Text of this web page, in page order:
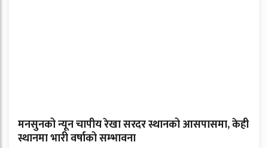
मनसुनको न्यून चापीय रेखा सरदर स्थानको आसपासमा, केही
स्थानमा भारी वर्षाको सम्भावना